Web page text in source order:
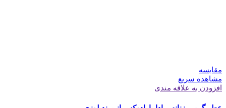
مقایسه
مشاهده سریع
افزودن به علاقه مندی